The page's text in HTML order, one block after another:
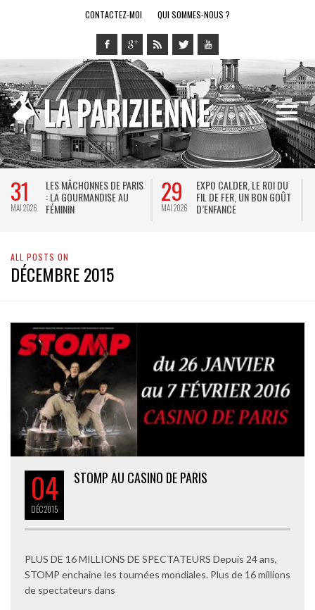
CONTACTEZ-MOI QUI SOMMES-NOUS ?
31
MAI 2026
LES MÂCHONNES DE PARIS
: LA GOURMANDISE AU
FÉMININ
29
MAI 2026
EXPO CALDER, LE ROI DU
FIL DE FER, UN BON GOÛT
D’ENFANCE
ALL POSTS ON
DÉCEMBRE 2015
04
DÉC2015
STOMP AU CASINO DE PARIS
PLUS DE 16 MILLIONS DE SPECTATEURS Depuis 24 ans,
STOMP enchaine les tournées mondiales. Plus de 16 millions
de spectateurs dans